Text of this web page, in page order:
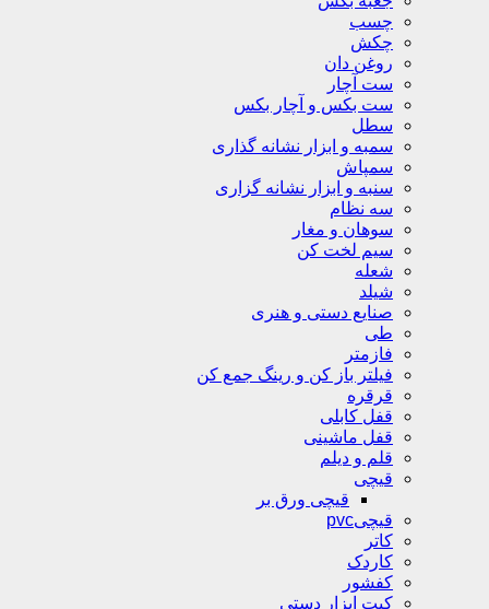
چسب
چکش
روغن دان
ست آچار
ست بکس و آچار بکس
سطل
سمبه و ابزار نشانه گذاری
سمپاش
سنبه و ابزار نشانه گزاری
سه نظام
سوهان و مغار
سیم لخت کن
شعله
شیلد
صنایع دستی و هنری
طی
فازمتر
فیلتر باز کن و رینگ جمع کن
قرقره
قفل کابلی
قفل ماشینی
قلم و دیلم
قیچی
قیچی ورق بر
قیچیpvc
کاتر
کاردک
کفشور
کیت ابزار دستی